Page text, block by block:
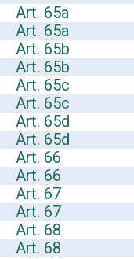
Art. 65a
Art. 65a
Art. 65b
Art. 65b
Art. 65c
Art. 65c
Art. 65d
Art. 65d
Art. 66
Art. 66
Art. 67
Art. 67
Art. 68
Art. 68